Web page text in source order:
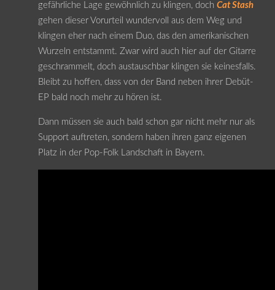
gefährliche Lage gewöhnlich zu klingen, doch Cat Stash
gehen dieser Vorurteil wundervoll aus dem Weg und
klingen eher nach einem Duo, das den amerikanischen
Wurzeln entstammt. Zwar wird auch hier auf der Gitarre
geschrammelt, doch austauschbar klingen sie keinesfalls.
Bleibt zu hoffen, dass von der Band neben ihrer Debüt-
EP bald noch mehr zu hören ist.
Dann müssen sie auch bald schon gar nicht mehr nur als
Support auftreten, sondern haben ihren ganz eigenen
Platz in der Pop-Folk Landschaft in Bayern.